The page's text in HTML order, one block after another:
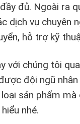
đủ. Ngoài ra
dịch vụ chuyên
hỗ trợ kỹ
với chúng tôi
đội ngũ
sản phẩm mà
nhé.